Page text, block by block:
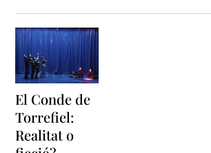
El Conde de
Torrefiel:
Realitat o